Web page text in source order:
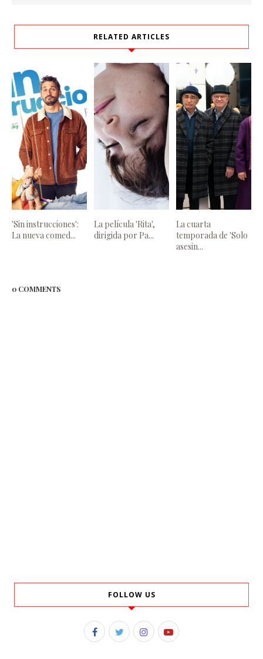
RELATED ARTICLES
'Sin instrucciones':
La nueva comed...
La película 'Rita',
dirigida por Pa...
La cuarta
temporada de 'Solo
asesin...
0 COMMENTS
FOLLOW US